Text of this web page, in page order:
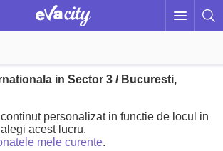
in Sector 3 / Bucuresti,
personalizat in functie de locul in
acest lucru.
mele curente.